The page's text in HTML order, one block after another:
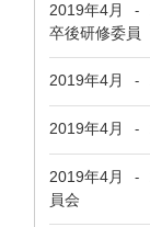
2019年4月 -
卒後研修委員
2019年4月 -
2019年4月 -
2019年4月 -
員会